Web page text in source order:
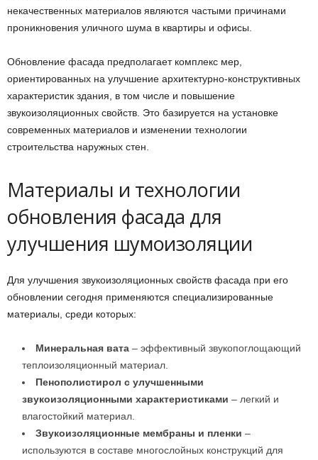
некачественных материалов являются частыми причинами
проникновения уличного шума в квартиры и офисы.
Обновление фасада предполагает комплекс мер,
ориентированных на улучшение архитектурно-конструктивных
характеристик здания, в том числе и повышение
звукоизоляционных свойств. Это базируется на установке
современных материалов и изменении технологии
строительства наружных стен.
Материалы и технологии
обновления фасада для
улучшения шумоизоляции
Для улучшения звукоизоляционных свойств фасада при его
обновлении сегодня применяются специализированные
материалы, среди которых:
Минеральная вата – эффективный звукопоглощающий
теплоизоляционный материал.
Пенополистирол с улучшенными
звукоизоляционными характеристиками – легкий и
влагостойкий материал.
Звукоизоляционные мембраны и пленки –
используются в составе многослойных конструкций для